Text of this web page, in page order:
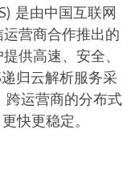
是由中国互联网
营商合作推出的
供高速、安全、
归云解析服务采
跨运营商的分布式
快更稳定。